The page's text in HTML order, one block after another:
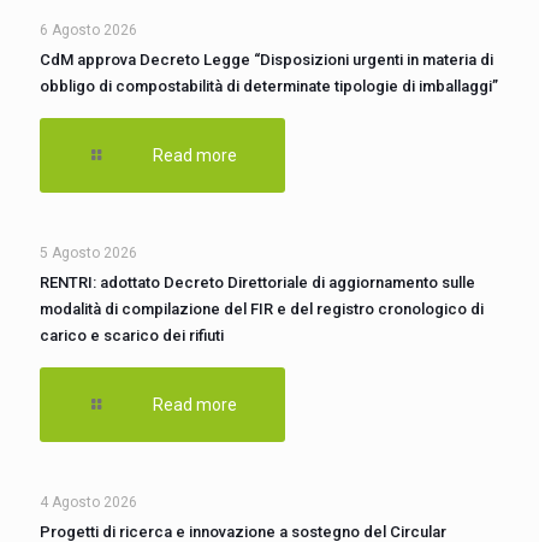
6 Agosto 2026
CdM approva Decreto Legge “Disposizioni urgenti in materia di
obbligo di compostabilità di determinate tipologie di imballaggi”
Read more
5 Agosto 2026
RENTRI: adottato Decreto Direttoriale di aggiornamento sulle
modalità di compilazione del FIR e del registro cronologico di
carico e scarico dei rifiuti
Read more
4 Agosto 2026
Progetti di ricerca e innovazione a sostegno del Circular